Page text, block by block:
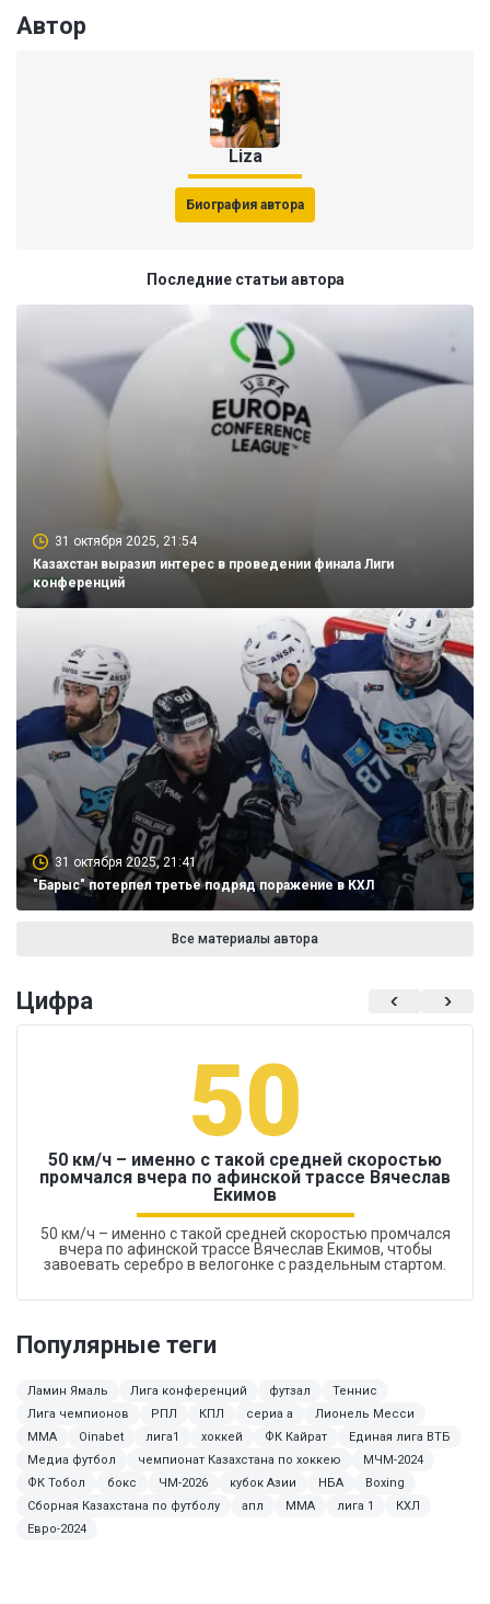
Автор
Liza
Биография автора
Последние статьи автора
31 октября 2025, 21:54
Казахстан выразил интерес в проведении финала Лиги
конференций
31 октября 2025, 21:41
"Барыс" потерпел третье подряд поражение в КХЛ
Все материалы автора
Цифра
50
50 км/ч – именно с такой средней скоростью
промчался вчера по афинской трассе Вячеслав
Екимов
50 км/ч – именно с такой средней скоростью промчался
вчера по афинской трассе Вячеслав Екимов, чтобы
завоевать серебро в велогонке с раздельным стартом.
Популярные теги
Ламин Ямаль Лига конференций футзал
Теннис
Лига чемпионов
РПЛ КПЛ сериа а
Лионель Месси
ММА
Oinabet лига1 хоккей ФК Кайрат
Единая лига ВТБ
Медиа футбол
чемпионат Казахстана по хоккею
МЧМ-2024
ФК Тобол
бокс ЧМ-2026 кубок Азии НБА
Boxing
Сборная Казахстана по футболу
апл MMA лига 1
КХЛ
Евро-2024